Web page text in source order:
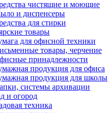
чистящие и моющие
и диспенсеры
для стирки
товары
для офисной техники
товары, черчение
принадлежности
продукция для офиса
продукция для школы
системы архивации
и огород
техника